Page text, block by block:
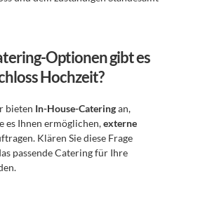
Optionen gibt es
Hochzeit?
bieten In-House-Catering an,
es Ihnen ermöglichen, externe
Klären Sie diese Frage
passende Catering für Ihre